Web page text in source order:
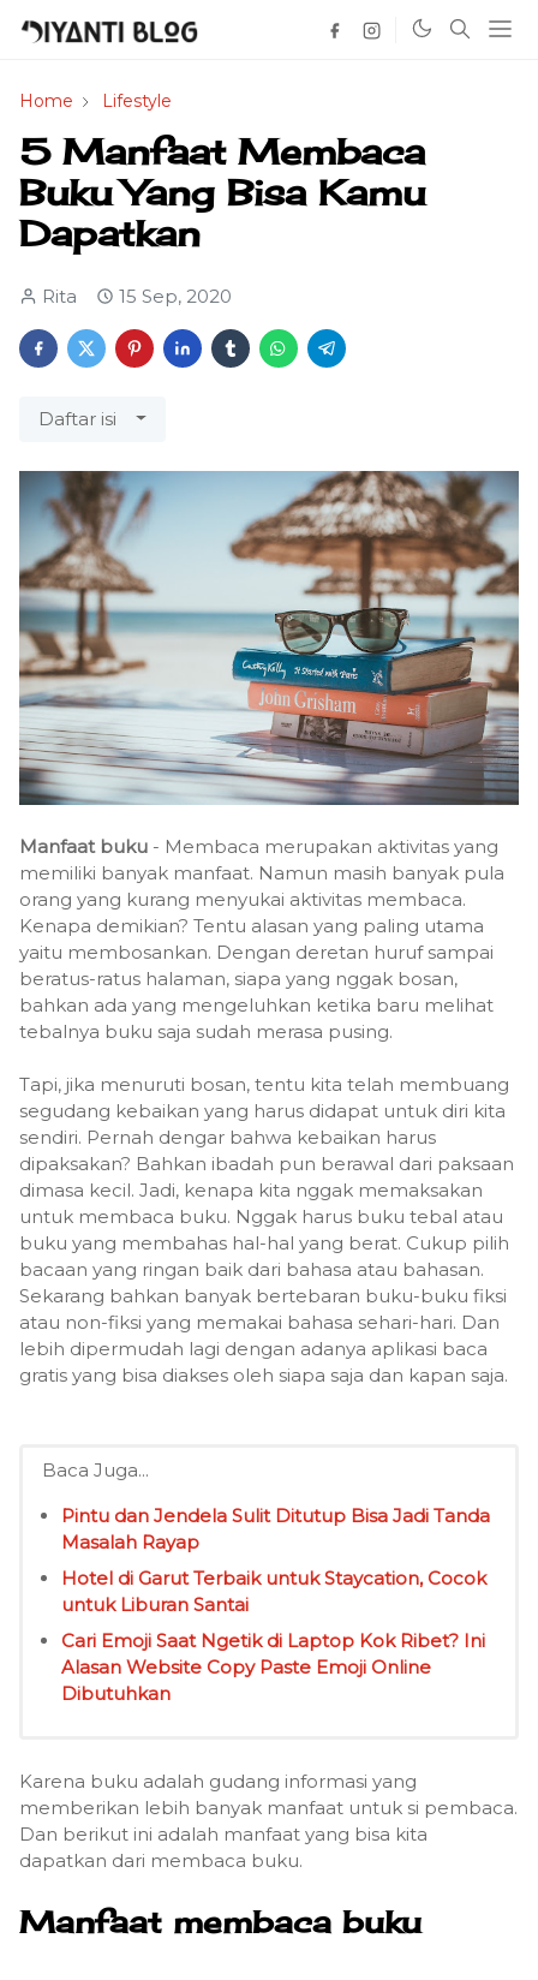
Home Lifestyle
5 Manfaat Membaca
Buku Yang Bisa Kamu
Dapatkan
Rita 15 Sep, 2020
Daftar isi
Manfaat buku - Membaca merupakan aktivitas yang
memiliki banyak manfaat. Namun masih banyak pula
orang yang kurang menyukai aktivitas membaca.
Kenapa demikian? Tentu alasan yang paling utama
yaitu membosankan. Dengan deretan huruf sampai
beratus-ratus halaman, siapa yang nggak bosan,
bahkan ada yang mengeluhkan ketika baru melihat
tebalnya buku saja sudah merasa pusing.
Tapi, jika menuruti bosan, tentu kita telah membuang
segudang kebaikan yang harus didapat untuk diri kita
sendiri. Pernah dengar bahwa kebaikan harus
dipaksakan? Bahkan ibadah pun berawal dari paksaan
dimasa kecil. Jadi, kenapa kita nggak memaksakan
untuk membaca buku. Nggak harus buku tebal atau
buku yang membahas hal-hal yang berat. Cukup pilih
bacaan yang ringan baik dari bahasa atau bahasan.
Sekarang bahkan banyak bertebaran buku-buku fiksi
atau non-fiksi yang memakai bahasa sehari-hari. Dan
lebih dipermudah lagi dengan adanya aplikasi baca
gratis yang bisa diakses oleh siapa saja dan kapan saja.
Baca Juga...
Pintu dan Jendela Sulit Ditutup Bisa Jadi Tanda
Masalah Rayap
Hotel di Garut Terbaik untuk Staycation, Cocok
untuk Liburan Santai
Cari Emoji Saat Ngetik di Laptop Kok Ribet? Ini
Alasan Website Copy Paste Emoji Online
Dibutuhkan
Karena buku adalah gudang informasi yang
memberikan lebih banyak manfaat untuk si pembaca.
Dan berikut ini adalah manfaat yang bisa kita
dapatkan dari membaca buku.
Manfaat membaca buku